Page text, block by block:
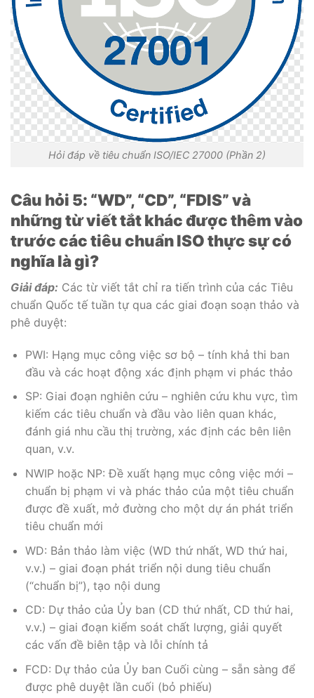
Hỏi đáp về tiêu chuẩn ISO/IEC 27000 (Phần 2)
Câu hỏi 5: “WD”, “CD”, “FDIS” và
những từ viết tắt khác được thêm vào
trước các tiêu chuẩn ISO thực sự có
nghĩa là gì?
Giải đáp: Các từ viết tắt chỉ ra tiến trình của các Tiêu
chuẩn Quốc tế tuần tự qua các giai đoạn soạn thảo và
phê duyệt:
PWI: Hạng mục công việc sơ bộ – tính khả thi ban
đầu và các hoạt động xác định phạm vi phác thảo
SP: Giai đoạn nghiên cứu – nghiên cứu khu vực, tìm
kiếm các tiêu chuẩn và đầu vào liên quan khác,
đánh giá nhu cầu thị trường, xác định các bên liên
quan, v.v.
NWIP hoặc NP: Đề xuất hạng mục công việc mới –
chuẩn bị phạm vi và phác thảo của một tiêu chuẩn
được đề xuất, mở đường cho một dự án phát triển
tiêu chuẩn mới
WD: Bản thảo làm việc (WD thứ nhất, WD thứ hai,
v.v.) – giai đoạn phát triển nội dung tiêu chuẩn
(“chuẩn bị”), tạo nội dung
CD: Dự thảo của Ủy ban (CD thứ nhất, CD thứ hai,
v.v.) – giai đoạn kiểm soát chất lượng, giải quyết
các vấn đề biên tập và lỗi chính tả
FCD: Dự thảo của Ủy ban Cuối cùng – sẵn sàng để
được phê duyệt lần cuối (bỏ phiếu)